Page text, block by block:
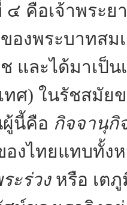
๔ คือเจ้าพระย
องพระบาทสม
และได้มาเป็
ทศ) ในรัชสมัย
นี้คือ กิจจานุกิ
งไทยแทบทั้ง
ะร่วงหรือ เตภู